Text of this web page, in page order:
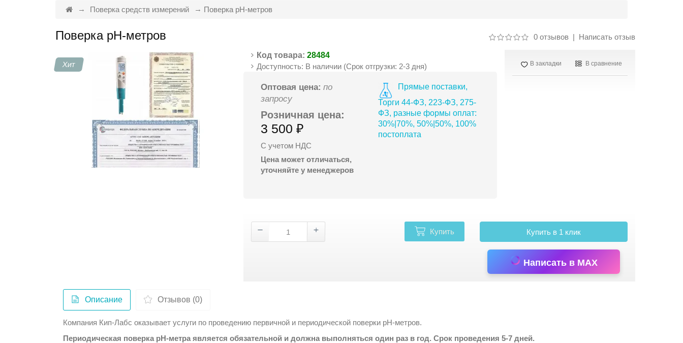
Поверка средств измерений Поверка pH-метров
Поверка pH-метров 0 отзывов| Написать отзыв
Хит
Код товара: 28484
Доступность: В наличии (Срок отгрузки: 2-3 дня)
Оптовая цена: по
запросу
Розничная цена:
3 500 ₽
С учетом НДС
Цена может отличаться,
уточняйте у менеджеров
Прямые поставки,
Торги 44-ФЗ, 223-ФЗ, 275-
ФЗ, разные формы оплат:
30%|70%, 50%|50%, 100%
постоплата
В закладки В сравнение
Купить Купить в 1 клик
Написать в MAX
Описание Отзывов (0)
Компания Кип-Лабс оказывает услуги по проведению первичной и периодической поверки pH-метров.
Периодическая поверка pH-метра является обязательной и должна выполняться один раз в год. Срок проведения 5-7 дней.